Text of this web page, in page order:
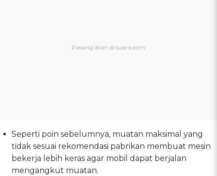
Seperti poin sebelumnya, muatan maksimal yang
tidak sesuai rekomendasi pabrikan membuat mesin
bekerja lebih keras agar mobil dapat berjalan
mengangkut muatan.